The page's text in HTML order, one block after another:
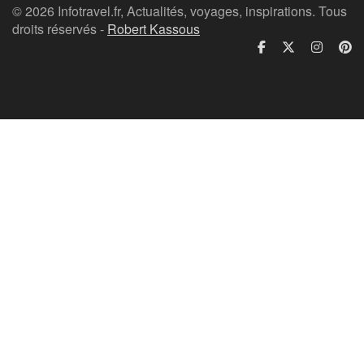
© 2026 Infotravel.fr, Actualités, voyages, inspirations. Tous
droits réservés - Robert Kassous